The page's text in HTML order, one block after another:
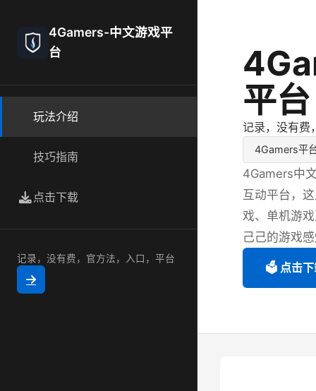
4Gamers-中文游戏平
台
玩法介绍
技巧指南
点击下载
记录，没有费，官方法，入口，平台
平台
记录，没有费
4Gamers平
4Gamers中
互动平台，
戏、单机游
己己的游戏
🗳️ 点击下